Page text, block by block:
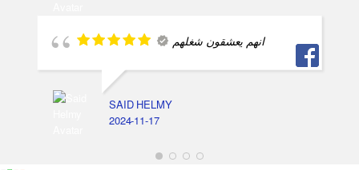
انهم يعشقون شغلهم
SAID HELMY
2024-11-17